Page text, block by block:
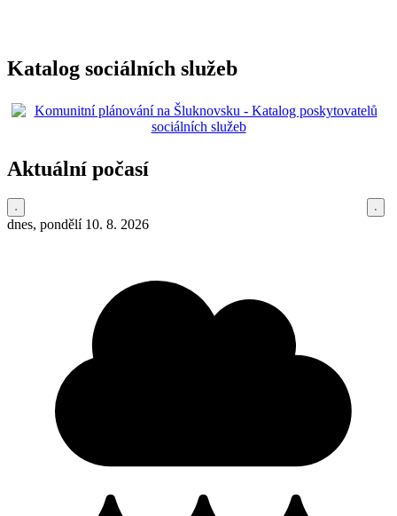
Katalog sociálních služeb
Aktuální počasí
dnes, pondělí 10. 8. 2026